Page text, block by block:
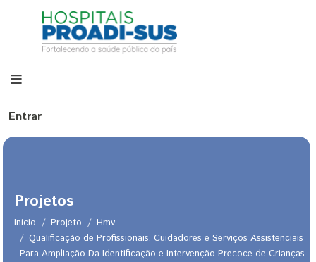
Pular para o conteúdo principal
Menu de conta de usuário
Entrar
Projetos
Início Projeto
Hmv
Qualificação de Profissionais, Cuidadores e Serviços Assistenciais
Para Ampliação Da Identificação e Intervenção Precoce de Crianças